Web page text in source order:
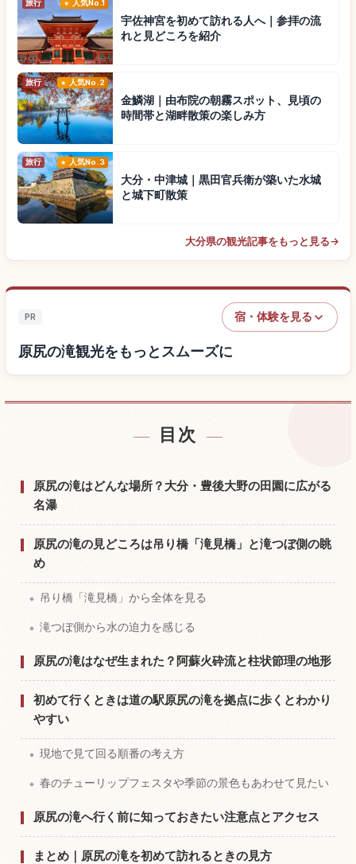
旅行 人気No.1
宇佐神宮を初めて訪れる人へ｜参拝の流
れと見どころを紹介
旅行 人気No.2
金鱗湖｜由布院の朝霧スポット、見頃の
時間帯と湖畔散策の楽しみ方
旅行 人気No.3
大分・中津城｜黒田官兵衛が築いた水城
と城下町散策
大分県の観光記事をもっと見る→
PR 宿・体験を見る
原尻の滝観光をもっとスムーズに
原尻の滝付近の宿を探す
原尻の滝の体験を探す↗
目次
原尻の滝はどんな場所？大分・豊後大野の田園に広がる
名瀑
原尻の滝の見どころは吊り橋「滝見橋」と滝つぼ側の眺
め
吊り橋「滝見橋」から全体を見る
滝つぼ側から水の迫力を感じる
原尻の滝はなぜ生まれた？阿蘇火砕流と柱状節理の地形
初めて行くときは道の駅原尻の滝を拠点に歩くとわかり
やすい
現地で見て回る順番の考え方
春のチューリップフェスタや季節の景色もあわせて見たい
原尻の滝へ行く前に知っておきたい注意点とアクセス
まとめ｜原尻の滝を初めて訪れるときの見方